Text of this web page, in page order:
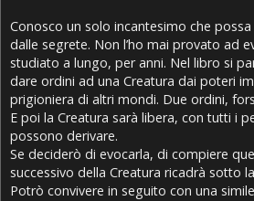
Conosco un solo incantesimo che
dalle segrete. Non l’ho mai provato ad
studiato a lungo, per anni. Nel libro si
dare ordini ad una Creatura dai poteri
prigioniera di altri mondi. Due ordini,
E poi la Creatura sarà libera, con tutti i
possono derivare.
Se deciderò di evocarla, di compiere
successivo della Creatura ricadrà sotto
Potrò convivere in seguito con una